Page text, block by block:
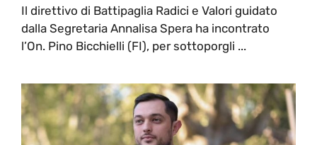
Il direttivo di Battipaglia Radici e Valori guidato
dalla Segretaria Annalisa Spera ha incontrato
l’On. Pino Bicchielli (FI), per sottoporgli ...